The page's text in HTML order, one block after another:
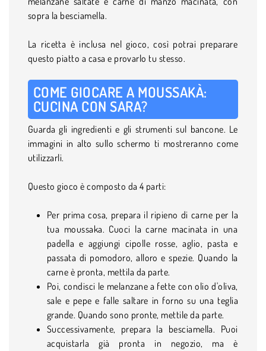
sopra la besciamella.
La ricetta è inclusa nel gioco, così potrai preparare
questo piatto a casa e provarlo tu stesso.
COME GIOCARE A MOUSSAKÀ:
CUCINA CON SARA?
Guarda gli ingredienti e gli strumenti sul bancone. Le
immagini in alto sullo schermo ti mostreranno come
utilizzarli.
Questo gioco è composto da 4 parti:
Per prima cosa, prepara il ripieno di carne per la
tua moussaka. Cuoci la carne macinata in una
padella e aggiungi cipolle rosse, aglio, pasta e
passata di pomodoro, alloro e spezie. Quando la
carne è pronta, mettila da parte.
Poi, condisci le melanzane a fette con olio d'oliva,
sale e pepe e falle saltare in forno su una teglia
grande. Quando sono pronte, mettile da parte.
Successivamente, prepara la besciamella. Puoi
acquistarla già pronta in negozio, ma è